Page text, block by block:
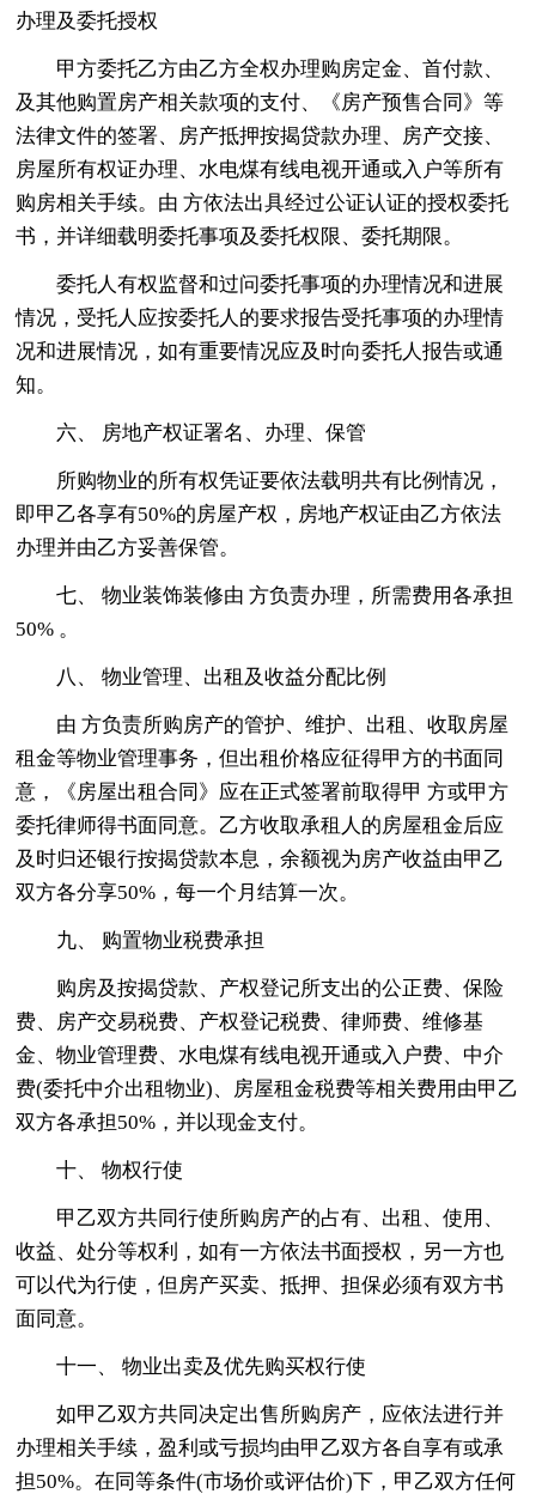
办理及委托授权
甲方委托乙方由乙方全权办理购房定金、首付款、
及其他购置房产相关款项的支付、《房产预售合同》等
法律文件的签署、房产抵押按揭贷款办理、房产交接、
房屋所有权证办理、水电煤有线电视开通或入户等所有
购房相关手续。由 方依法出具经过公证认证的授权委托
书，并详细载明委托事项及委托权限、委托期限。
委托人有权监督和过问委托事项的办理情况和进展
情况，受托人应按委托人的要求报告受托事项的办理情
况和进展情况，如有重要情况应及时向委托人报告或通
知。
六、 房地产权证署名、办理、保管
所购物业的所有权凭证要依法载明共有比例情况，
即甲乙各享有50%的房屋产权，房地产权证由乙方依法
办理并由乙方妥善保管。
七、 物业装饰装修由 方负责办理，所需费用各承担
50% 。
八、 物业管理、出租及收益分配比例
由 方负责所购房产的管护、维护、出租、收取房屋
租金等物业管理事务，但出租价格应征得甲方的书面同
意，《房屋出租合同》应在正式签署前取得甲 方或甲方
委托律师得书面同意。乙方收取承租人的房屋租金后应
及时归还银行按揭贷款本息，余额视为房产收益由甲乙
双方各分享50%，每一个月结算一次。
九、 购置物业税费承担
购房及按揭贷款、产权登记所支出的公正费、保险
费、房产交易税费、产权登记税费、律师费、维修基
金、物业管理费、水电煤有线电视开通或入户费、中介
费(委托中介出租物业)、房屋租金税费等相关费用由甲乙
双方各承担50%，并以现金支付。
十、 物权行使
甲乙双方共同行使所购房产的占有、出租、使用、
收益、处分等权利，如有一方依法书面授权，另一方也
可以代为行使，但房产买卖、抵押、担保必须有双方书
面同意。
十一、 物业出卖及优先购买权行使
如甲乙双方共同决定出售所购房产，应依法进行并
办理相关手续，盈利或亏损均由甲乙双方各自享有或承
担50%。在同等条件(市场价或评估价)下，甲乙双方任何